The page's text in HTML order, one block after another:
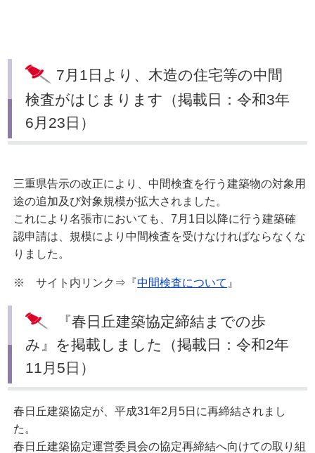
7月1日より、木造の住宅等の中間
検査がはじまります（掲載日：令和3年
6月23日）
三重県告示の改正により、中間検査を行う建築物の対象用
途の追加及び対象規模が拡大されました。
これにより名張市においても、7月1日以降に行う建築確
認申請は、規模により中間検査を受けなければならなくな
りました。
※ サイト内リンク⇒『中間検査について 』
『春日丘建築協定締結までの歩
み』を掲載しました（掲載日：令和2年
11月5日）
春日丘建築協定が、平成31年2月5日に再締結されまし
た。
春日丘建築協定運営委員会の協定再締結へ向けての取り組